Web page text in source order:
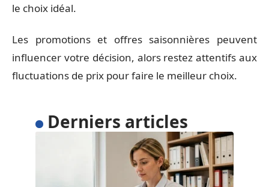
le choix idéal.
Les promotions et offres saisonnières peuvent
influencer votre décision, alors restez attentifs aux
fluctuations de prix pour faire le meilleur choix.
Derniers articles